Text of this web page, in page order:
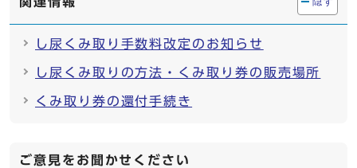
し尿くみ取り手数料改定のお知らせ
し尿くみ取りの方法・くみ取り券の販売場所
くみ取り券の還付手続き
ご意見をお聞かせください